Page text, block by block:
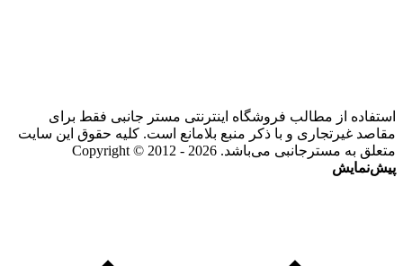
استفاده از مطالب فروشگاه اینترنتی مستر جانبی فقط برای
مقاصد غیرتجاری و با ذکر منبع بلامانع است. کلیه حقوق این سایت
متعلق به مسترجانبی می‌باشد. Copyright © 2012 - 2026
پیش‌نمایش